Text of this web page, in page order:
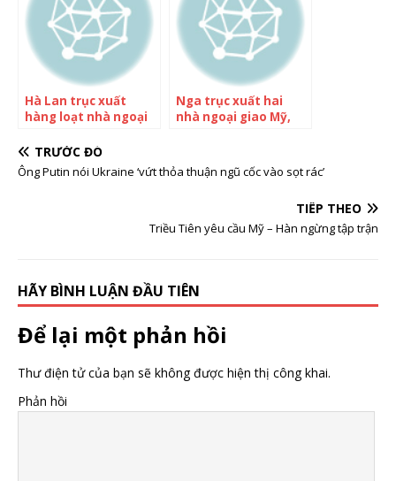
Hà Lan trục xuất
hàng loạt nhà ngoại
Nga trục xuất hai
nhà ngoại giao Mỹ,
TRƯỚC ĐÓ
Ông Putin nói Ukraine ‘vứt thỏa thuận ngũ cốc vào sọt rác’
TIẾP THEO
Triều Tiên yêu cầu Mỹ – Hàn ngừng tập trận
HÃY BÌNH LUẬN ĐẦU TIÊN
Để lại một phản hồi
Thư điện tử của bạn sẽ không được hiện thị công khai.
Phản hồi